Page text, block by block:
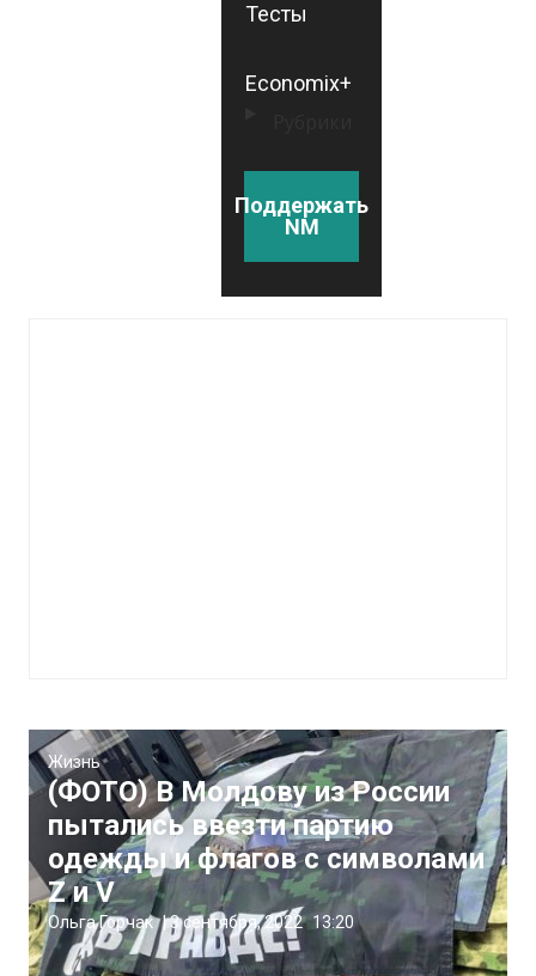
Тесты
Economix+
Поддержать
NM
Жизнь
(ФОТО) В Молдову из России
пытались ввезти партию
одежды и флагов с символами
Z и V
Ольга Горчак |3 сентября, 2022 13:20